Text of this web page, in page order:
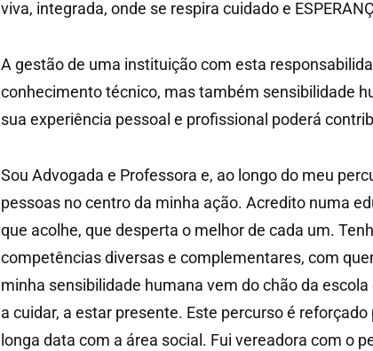
viva, integrada, onde se respira cuidado e
A gestão de uma instituição com esta
conhecimento técnico, mas também sensibilidade
sua experiência pessoal e profissional poderá
Sou Advogada e Professora e, ao longo do meu
pessoas no centro da minha ação. Acredito numa
que acolhe, que desperta o melhor de cada um.
competências diversas e complementares, com
minha sensibilidade humana vem do chão da escola
a cuidar, a estar presente. Este percurso é
longa data com a área social. Fui vereadora com o